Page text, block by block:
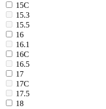
15C
15.3
15.5
16
16.1
16C
16.5
17
17C
17.5
18